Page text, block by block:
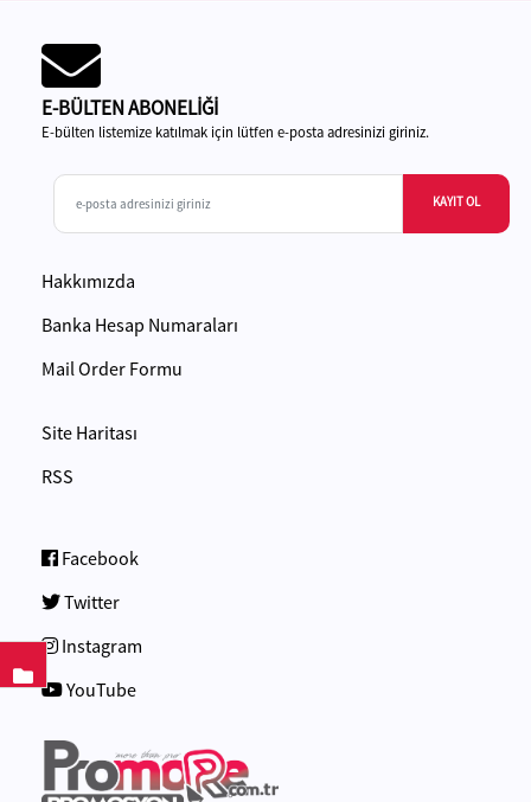
E-BÜLTEN ABONELİĞİ
E-bülten listemize katılmak için lütfen e-posta adresinizi giriniz.
KAYIT OL
Hakkımızda
Banka Hesap Numaraları
Mail Order Formu
Site Haritası
RSS
Facebook
Twitter
Instagram
YouTube